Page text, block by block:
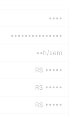
••••
•••••••••••••••
••h/sem
R$ •••••
R$ •••••
R$ •••••